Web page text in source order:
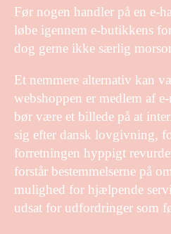
Før nogen handler på en e-
løbe igennem e-butikkens
dog gerne ikke særlig
Et nemmere alternativ kan
webshoppen er medlem af
bør være et billede på at
sig efter dansk lovgivning,
forretningen hyppigt
forstår bestemmelserne på
mulighed for hjælpende
udsat for udfordringer som